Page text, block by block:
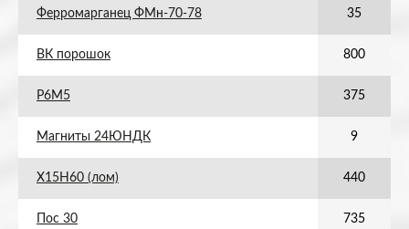
Ферромарганец ФМн-70-78 35
ВК порошок 800
Р6М5 375
Магниты 24ЮНДК 9
Х15Н60 (лом) 440
Пос 30 735